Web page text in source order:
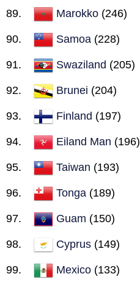
Marokko (246)
Samoa (228)
Swaziland (205)
Brunei (204)
Finland (197)
Eiland Man (196)
Taiwan (193)
Tonga (189)
Guam (150)
Cyprus (149)
Mexico (133)